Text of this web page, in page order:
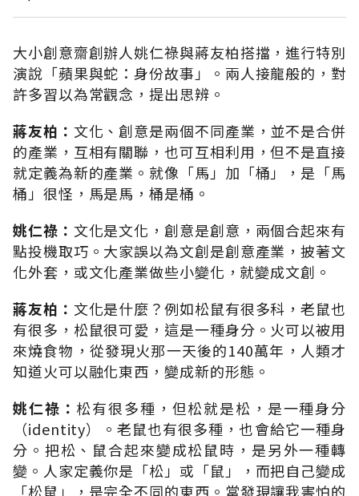
大小創意齋創辦人姚仁祿與蔣友柏搭擋，進行特別
演說「蘋果與蛇：身份故事」。兩人接龍般的，對
許多習以為常觀念，提出思辨。
蔣友柏： 文化、創意是兩個不同產業，並不是合併
的產業，互相有關聯，也可互相利用，但不是直接
就定義為新的產業。就像「馬」加「桶」，是「馬
桶」很怪，馬是馬，桶是桶。
姚仁祿： 文化是文化，創意是創意，兩個合起來有
點投機取巧。大家誤以為文創是創意產業，披著文
化外套，或文化產業做些小變化，就變成文創。
蔣友柏： 文化是什麼？例如松鼠有很多科，老鼠也
有很多，松鼠很可愛，這是一種身分。火可以被用
來燒食物，從發現火那一天後的140萬年，人類才
知道火可以融化東西，變成新的形態。
姚仁祿： 松有很多種，但松就是松，是一種身分
（identity）。老鼠也有很多種，也會給它一種身
分。把松、鼠合起來變成松鼠時，是另外一種轉
變。人家定義你是「松」或「鼠」，而把自己變成
「松鼠」，是完全不同的東西。當發現讓我害怕的